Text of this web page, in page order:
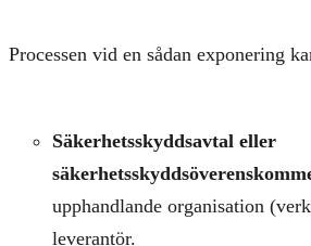
Processen vid en sådan exponering
Säkerhetsskyddsavtal eller
upphandlande organisation
leverantör.